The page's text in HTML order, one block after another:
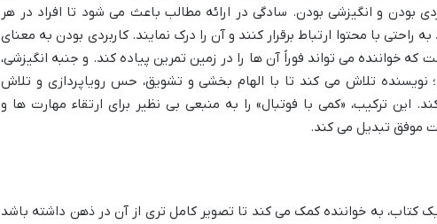
بودن و انگیزشی بودن. سادگی در ارائه مطالب باعث می شود تا افراد در هر
راحتی با محتوا ارتباط برقرار کنند و آن را درک نمایند. کاربردی بودن به معنای
خواننده می تواند فوراً آن ها را در زمین تمرین پیاده کند. و جنبه انگیزشی،
نویسنده تلاش می کند تا با الهام بخشی و تشویق، حس رویاپردازی و تلاش
این ترکیب، «کمی با فوتبال» را به منبعی بی نظیر برای ارتقاء مهارت ها و
موفق تبدیل می کند.
کتاب، به خواننده کمک می کند تا تصویر کامل تری از آن در ذهن داشته باشد